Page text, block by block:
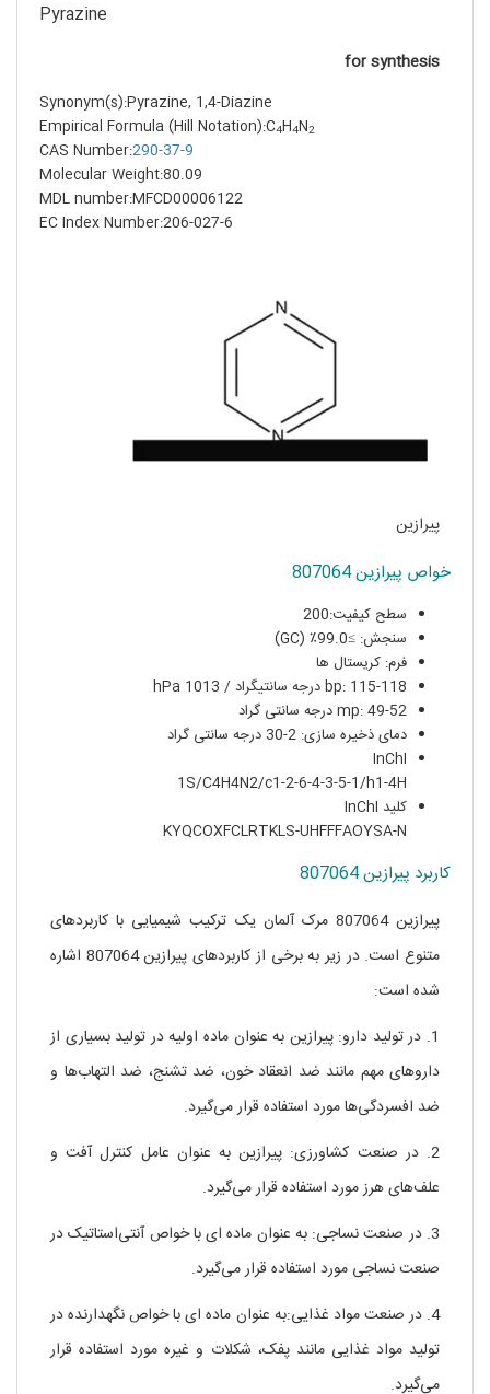
Pyrazine
for synthesis
Synonym(s):Pyrazine, 1,4-Diazine
Empirical Formula (Hill Notation):C4H4N2
CAS Number:290-37-9
Molecular Weight:80.09
MDL number:MFCD00006122
EC Index Number:206-027-6
پیرازین
خواص پیرازین 807064
سطح کیفیت:200
سنجش: ≥99.0٪ (GC)
فرم: کریستال ها
bp: 115-118 درجه سانتیگراد / 1013 hPa
mp: 49-52 درجه سانتی گراد
دمای ذخیره سازی: 2-30 درجه سانتی گراد
InChI
1S/C4H4N2/c1-2-6-4-3-5-1/h1-4H
کلید InChI
KYQCOXFCLRTKLS-UHFFFAOYSA-N
کاربرد پیرازین 807064
پیرازین 807064 مرک آلمان یک ترکیب شیمیایی با کاربردهای
متنوع است. در زیر به برخی از کاربردهای پیرازین 807064 اشاره
شده است:
1. در تولید دارو: پیرازین به عنوان ماده اولیه در تولید بسیاری از
داروهای مهم مانند ضد انعقاد خون، ضد تشنج، ضد التهاب‌ها و
ضد افسردگی‌ها مورد استفاده قرار می‌گیرد.
2. در صنعت کشاورزی: پیرازین به عنوان عامل کنترل آفت و
علف‌های هرز مورد استفاده قرار می‌گیرد.
3. در صنعت نساجی: به عنوان ماده ای با خواص آنتی‌استاتیک در
صنعت نساجی مورد استفاده قرار می‌گیرد.
4. در صنعت مواد غذایی:به عنوان ماده ای با خواص نگهدارنده در
تولید مواد غذایی مانند پفک، شکلات و غیره مورد استفاده قرار
می‌گیرد.